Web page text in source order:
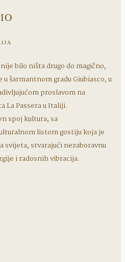
bilo ništa drugo do magično,
šarmantnom gradu Giubiasco, u
proslavom na
La Passera u Italiji.
spoj kultura, sa
listom gostiju koja je
svijeta, stvarajući nezaboravnu
i radosnih vibracija.